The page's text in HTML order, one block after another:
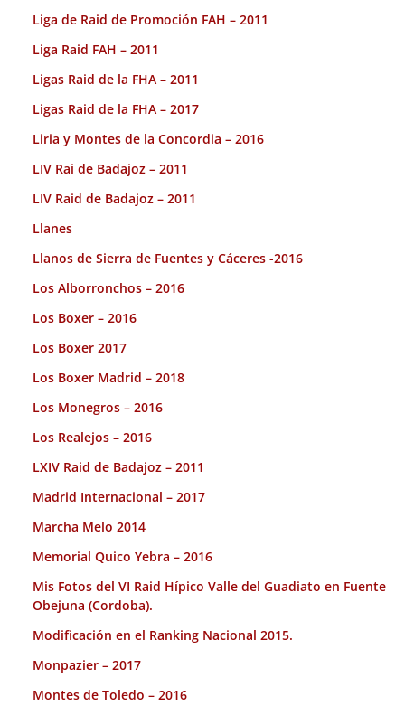
Liga de Raid de Promoción FAH – 2011
Liga Raid FAH – 2011
Ligas Raid de la FHA – 2011
Ligas Raid de la FHA – 2017
Liria y Montes de la Concordia – 2016
LIV Rai de Badajoz – 2011
LIV Raid de Badajoz – 2011
Llanes
Llanos de Sierra de Fuentes y Cáceres -2016
Los Alborronchos – 2016
Los Boxer – 2016
Los Boxer 2017
Los Boxer Madrid – 2018
Los Monegros – 2016
Los Realejos – 2016
LXIV Raid de Badajoz – 2011
Madrid Internacional – 2017
Marcha Melo 2014
Memorial Quico Yebra – 2016
Mis Fotos del VI Raid Hípico Valle del Guadiato en Fuente
Obejuna (Cordoba).
Modificación en el Ranking Nacional 2015.
Monpazier – 2017
Montes de Toledo – 2016